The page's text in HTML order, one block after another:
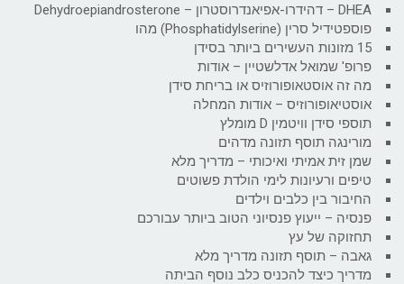
DHEA – דהידרו-אפיאנדרוסטרון – Dehydroepiandrosterone
פוספטידיל סרין (Phosphatidylserine) מהו
15 מזונות העשירים ביותר בסידן
פרופ' שמואל אדלשטיין – אודות
מה זה אוסטאופורוזיס או בריחת סידן
אוסטיאופורוזיס – אודות המחלה
תוספי סידן וויטמין D מומלץ
מורינגה תוסף תזונה מדהים
שמן זית אמיתי ואיכותי – מדריך מלא
טיפים ורעיונות לימי הולדת פשוטים
החיבור בין כלבים וילדים
פנסיה – ייעוץ פנסיוני הטוב ביותר עבורכם
תחזוקה של עץ
גאבה – תוסף תזונה מדריך מלא
מדריך כיצד להכניס כלב נוסף הביתה